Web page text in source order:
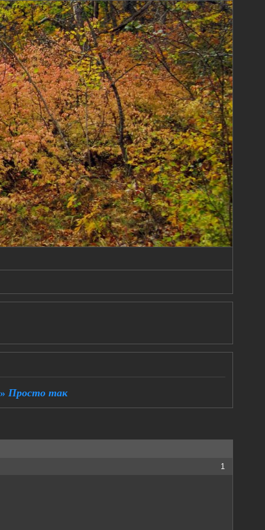
» Просто так
1